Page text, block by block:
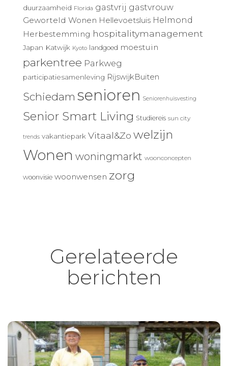
duurzaamheid Florida gastvrij gastvrouw
Geworteld Wonen Hellevoetsluis Helmond
Herbestemming hospitalitymanagement
Japan Katwijk Kyoto landgoed moestuin
parkentree Parkweg
participatiesamenleving RijswijkBuiten
Schiedam senioren Seniorenhuisvesting
Senior Smart Living Studiereis sun city
trends vakantiepark Vitaal&Zo welzijn
Wonen woningmarkt woonconcepten
woonvisie woonwensen zorg
Gerelateerde
berichten